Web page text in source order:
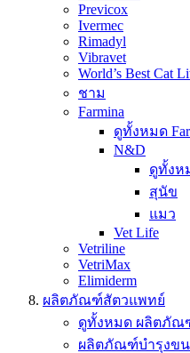
Previcox
Ivermec
Rimadyl
Vibravet
World’s Best Cat
ชาม
Farmina
ดูทั้งหมด
N&D
ดูทั้งห
สุนัข
แมว
Vet Life
Vetriline
VetriMax
Elimiderm
ผลิตภัณฑ์สัตวแพทย์
ดูทั้งหมด ผลิตภัณ
ผลิตภัณฑ์บำรุงข